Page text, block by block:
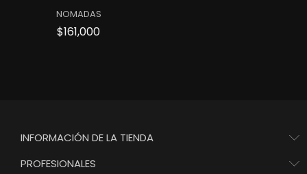
NOMADAS
$161,000Precio
INFORMACIÓN DE LA TIENDA
PROFESIONALES